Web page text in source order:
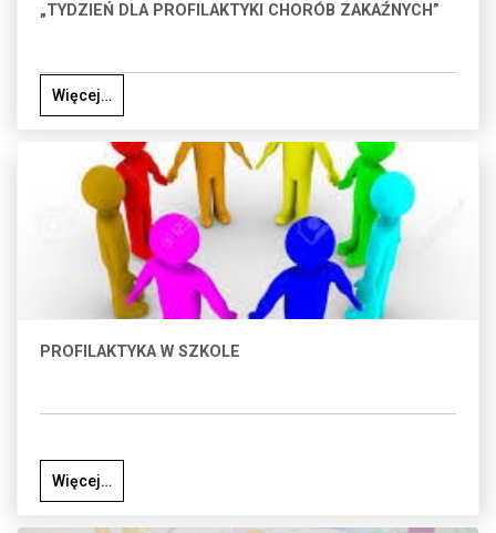
„TYDZIEŃ DLA PROFILAKTYKI CHORÓB ZAKAŹNYCH”
Więcej…
PROFILAKTYKA W SZKOLE
Więcej…